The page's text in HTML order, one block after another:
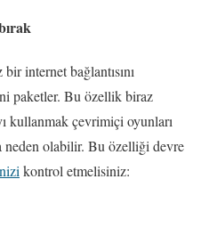
internet bağlantısını
paketler. Bu özellik biraz
kullanmak çevrimiçi oyunları
neden olabilir. Bu özelliği devre
kontrol etmelisiniz: